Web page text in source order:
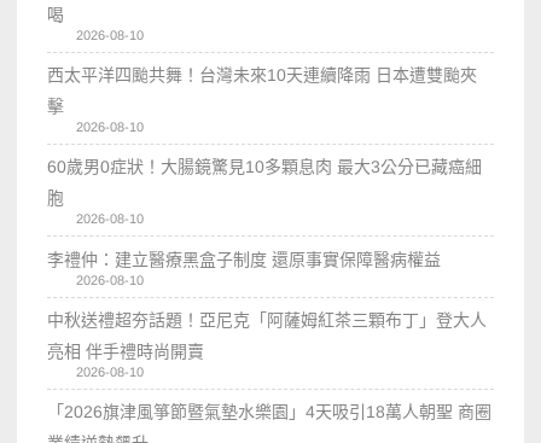
喝
2026-08-10
西太平洋四颱共舞！台灣未來10天連續降雨 日本遭雙颱夾
擊
2026-08-10
60歲男0症狀！大腸鏡驚見10多顆息肉 最大3公分已藏癌細
胞
2026-08-10
李禮仲：建立醫療黑盒子制度 還原事實保障醫病權益
2026-08-10
中秋送禮超夯話題！亞尼克「阿薩姆紅茶三顆布丁」登大人
亮相 伴手禮時尚開賣
2026-08-10
「2026旗津風箏節暨氣墊水樂園」4天吸引18萬人朝聖 商圈